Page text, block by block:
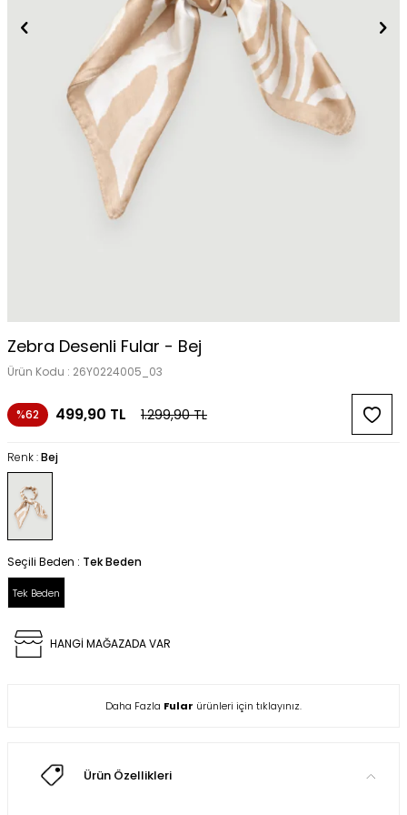
Zebra Desenli Fular - Bej
Ürün Kodu : 26Y0224005_03
%62 499,90 TL 1.299,90TL
Renk :Bej
Seçili Beden : Tek Beden
Tek Beden
HANGİ MAĞAZADA VAR
Daha Fazla Fular ürünleri için tıklayınız.
Ürün Özellikleri